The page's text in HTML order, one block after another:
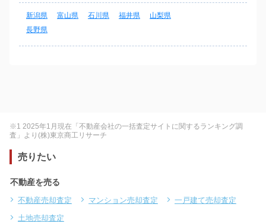
新潟県 富山県 石川県 福井県
山梨県
長野県
※1 2025年1月現在「不動産会社の一括査定サイトに関するランキング調
査」より(株)東京商工リサーチ
売りたい
不動産を売る
不動産売却査定 マンション売却査定
一戸建て売却査定
土地売却査定